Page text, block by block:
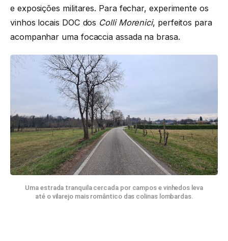
e exposições militares. Para fechar, experimente os
vinhos locais DOC dos Colli Morenici, perfeitos para
acompanhar uma focaccia assada na brasa.
Uma estrada tranquila cercada por campos e vinhedos leva
até o vilarejo mais romântico das colinas lombardas.